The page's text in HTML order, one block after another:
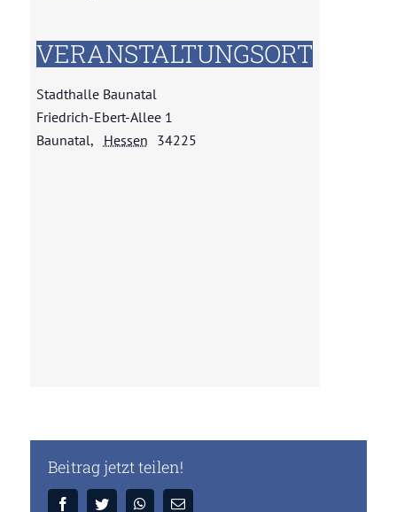
VERANSTALTUNGSORT
Stadthalle Baunatal
Friedrich-Ebert-Allee 1
Baunatal, Hessen 34225
Beitrag jetzt teilen!
FacebookTwitterWhatsApp
E-